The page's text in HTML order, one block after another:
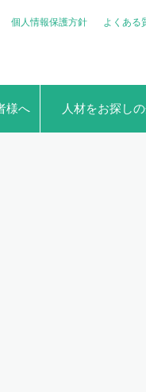
個人情報保護方針 よくある
様へ 人材をお探し